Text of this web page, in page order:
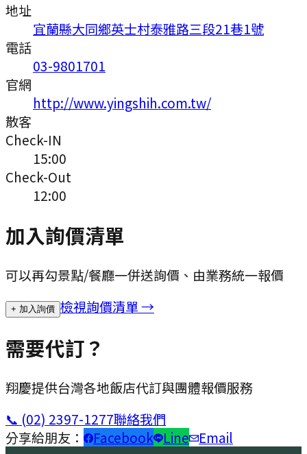
地址
宜蘭縣大同鄉英士村泰雅路三段21巷1號
電話
03-9801701
官網
http://www.yingshih.com.tw/
散客
Check-IN
15:00
Check-Out
12:00
加入詢價清單
可以再勾景點/餐廳一併送詢價、由業務統一報價
+ 加入詢價 檢視詢價清單 →
需要代訂？
翔慶提供台灣各地飯店代訂與團體報價服務
📞 (02) 2397-1277聯絡我們
分享給朋友：
Facebook Line Email